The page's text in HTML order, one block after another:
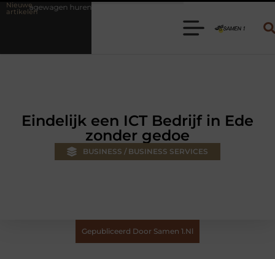
Nieuwe
artikelen
Kies de juiste aanhanger voor jouw klus
Eindelijk een ICT Bedrijf in Ede
zonder gedoe
BUSINESS / BUSINESS SERVICES
Gepubliceerd Door Samen 1.nl